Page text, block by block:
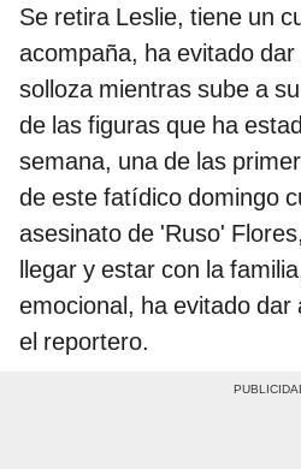
Se retira Leslie, tiene un
acompaña, ha evitado
solloza mientras sube a
de las figuras que ha
semana, una de las
de este fatídico domingo
asesinato de 'Ruso'
llegar y estar con la
emocional, ha evitado dar
el reportero.